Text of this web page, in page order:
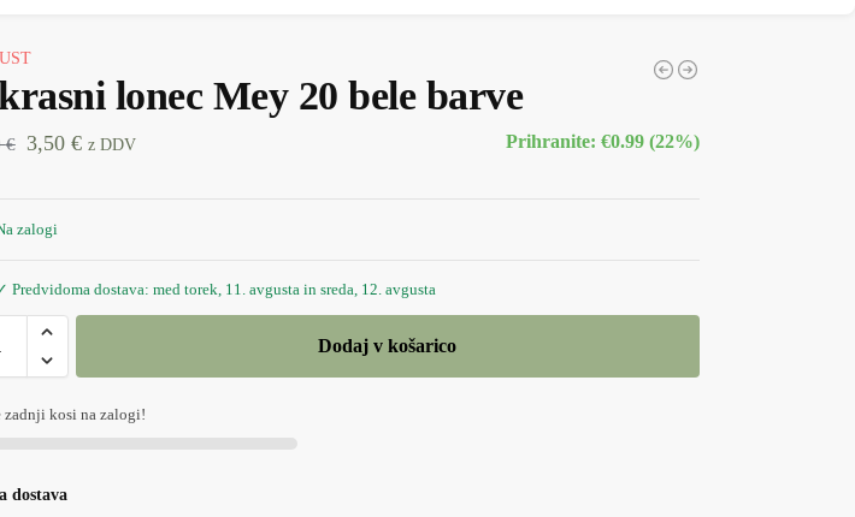
lonec Mey 20 bele barve
€ 3,50 € z DDV Prihranite: €0.99 (22%)
zalogi
Predvidoma dostava: med torek, 11. avgusta in sreda, 12. avgusta
Dodaj v košarico
zadnji kosi na zalogi!
dostava